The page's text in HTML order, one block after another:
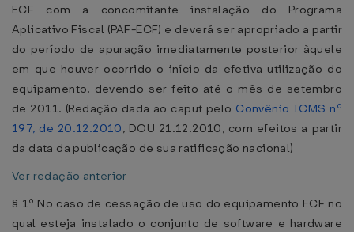
ECF com a concomitante instalação do Programa
Aplicativo Fiscal (PAF-ECF) e deverá ser apropriado a partir
do período de apuração imediatamente posterior àquele
em que houver ocorrido o início da efetiva utilização do
equipamento, devendo ser feito até o mês de setembro
de 2011. (Redação dada ao caput pelo Convênio ICMS nº
197, de 20.12.2010, DOU 21.12.2010, com efeitos a partir
da data da publicação de sua ratificação nacional)
Ver redação anterior
§ 1º No caso de cessação de uso do equipamento ECF no
qual esteja instalado o conjunto de software e hardware